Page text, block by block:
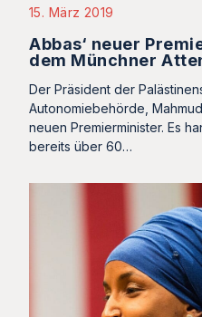
15. März 2019
Abbas‘ neuer
dem Münchner
Der Präsident der
Autonomiebehörde,
neuen Premierminister. Es
bereits über 60…